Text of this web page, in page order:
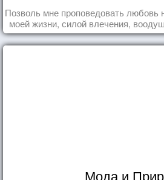
Позволь мне проповедовать любовь
моей жизни, силой влечения,
Мода и